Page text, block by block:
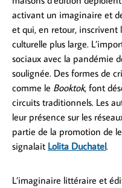
activant un imaginaire et
et qui, en retour, inscrivent
culturelle plus large.
sociaux avec la pandémie
soulignée. Des formes de
comme le Booktok, font
circuits traditionnels. Les
leur présence sur les
partie de la promotion de
signalait Lolita Duchatel.
L’imaginaire littéraire et